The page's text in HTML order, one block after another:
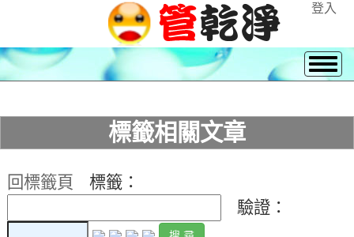
登入
標籤相關文章
回標籤頁
標籤：
驗證：